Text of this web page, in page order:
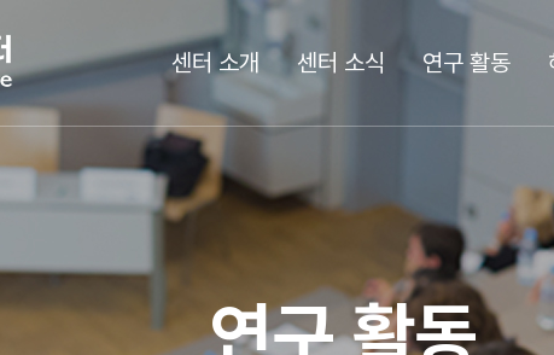
센터 소개 센터 소식 연구 활동
연구 활동